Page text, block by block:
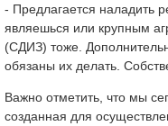
- Предлагается наладить
являешься или крупным
(СДИЗ) тоже.
обязаны их делать.
Важно отметить, что мы
созданная для